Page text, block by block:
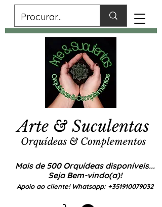
Mais de 500 Orquídeas disponíveis...
Seja Bem-vindo(a)!
Apoio ao cliente! Whatsapp: +351910079032
Arte & Suculentas
Orquídeas & Complementos